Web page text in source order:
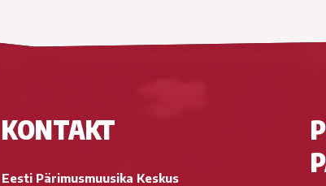
KONTAKT
Eesti Pärimusmuusika Keskus